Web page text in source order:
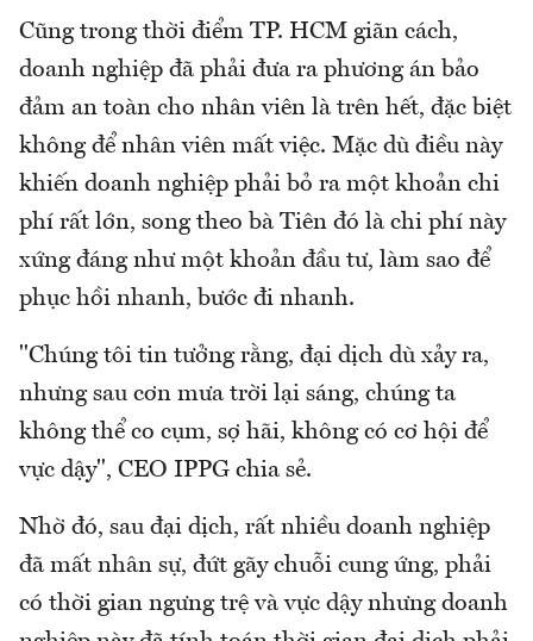
Cũng trong thời điểm TP. HCM giãn cách,
doanh nghiệp đã phải đưa ra phương án bảo
đảm an toàn cho nhân viên là trên hết, đặc biệt
không để nhân viên mất việc. Mặc dù điều này
khiến doanh nghiệp phải bỏ ra một khoản chi
phí rất lớn, song theo bà Tiên đó là chi phí này
xứng đáng như một khoản đầu tư, làm sao để
phục hồi nhanh, bước đi nhanh.
"Chúng tôi tin tưởng rằng, đại dịch dù xảy ra,
nhưng sau cơn mưa trời lại sáng, chúng ta
không thể co cụm, sợ hãi, không có cơ hội để
vực dậy", CEO IPPG chia sẻ.
Nhờ đó, sau đại dịch, rất nhiều doanh nghiệp
đã mất nhân sự, đứt gãy chuỗi cung ứng, phải
có thời gian ngưng trệ và vực dậy nhưng doanh